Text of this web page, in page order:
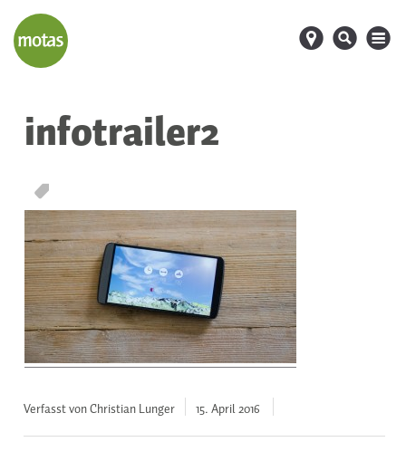
d s M
infotrailer2
T
Verfasst von Christian Lunger 15. April2016